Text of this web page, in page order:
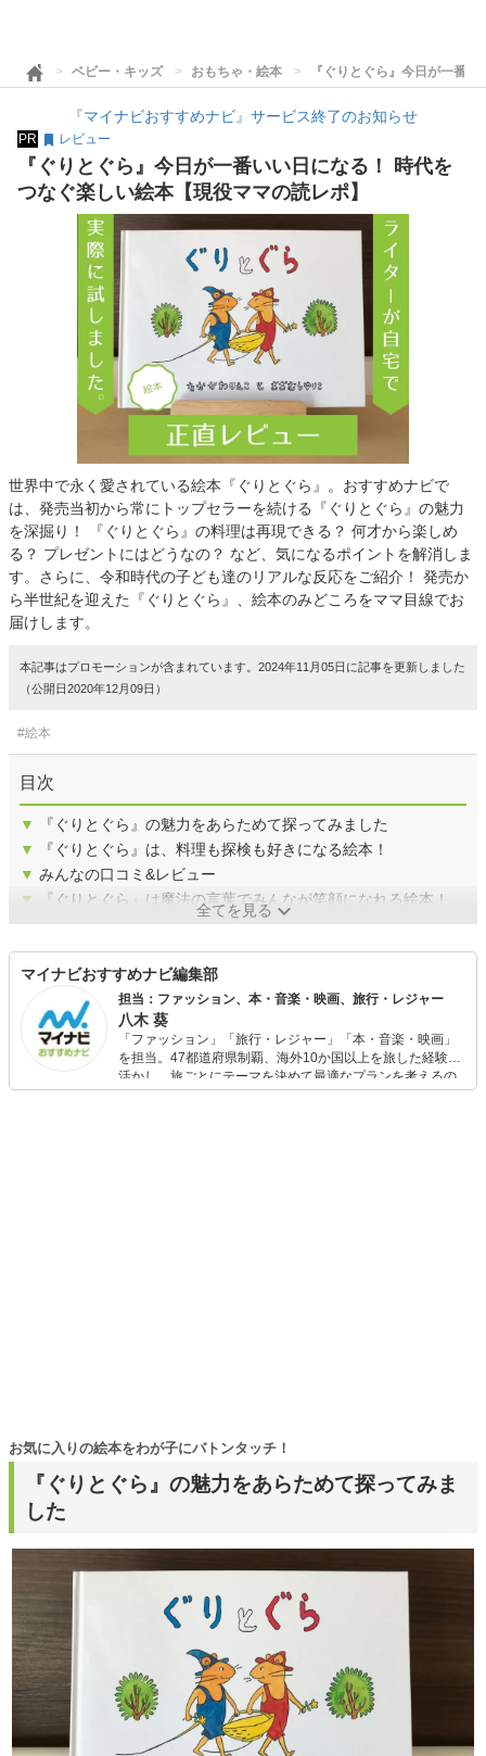
ベビー・キッズ おもちゃ・絵本 『ぐりとぐら』今日が一番
『マイナビおすすめナビ』サービス終了のお知らせ
PR レビュー
『ぐりとぐら』今日が一番いい日になる！ 時代を
つなぐ楽しい絵本【現役ママの読レポ】
世界中で永く愛されている絵本『ぐりとぐら』。おすすめナビで
は、発売当初から常にトップセラーを続ける『ぐりとぐら』の魅力
を深掘り！ 『ぐりとぐら』の料理は再現できる？ 何才から楽しめ
る？ プレゼントにはどうなの？ など、気になるポイントを解消しま
す。さらに、令和時代の子ども達のリアルな反応をご紹介！ 発売か
ら半世紀を迎えた『ぐりとぐら』、絵本のみどころをママ目線でお
届けします。
本記事はプロモーションが含まれています。2024年11月05日に記事を更新しました
（公開日2020年12月09日）
#絵本
目次
▼
『ぐりとぐら』の魅力をあらためて探ってみました
▼
『ぐりとぐら』は、料理も探検も好きになる絵本！
▼ みんなの口コミ&レビュー
▼
『ぐりとぐら』は魔法の言葉でみんなが笑顔になれる絵本！
全てを見る
マイナビおすすめナビ編集部
担当：ファッション、本・音楽・映画、旅行・レジャー
八木 葵
「ファッション」「旅行・レジャー」「本・音楽・映画」
を担当。47都道府県制覇、海外10か国以上を旅した経験を
活かし、旅ごとにテーマを決めて最適なプランを考えるの
が得意。また、アパレルショップでの販売経験もあり。誰
『ぐりとぐら』の魅力をあらためて探ってみま
した
お気に入りの絵本をわが子にバトンタッチ！